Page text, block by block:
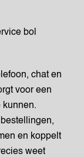
bol
chat en
voor een
kunnen.
en koppelt
weet